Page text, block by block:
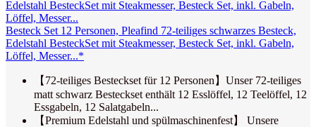
Besteck Set 12 Personen, Pleafind 72-teiliges schwarzes Besteck,
Edelstahl BesteckSet mit Steakmesser, Besteck Set, inkl. Gabeln,
Löffel, Messer...*
【72-teiliges Besteckset für 12 Personen】Unser 72-teiliges
matt schwarz Besteckset enthält 12 Esslöffel, 12 Teelöffel, 12
Essgabeln, 12 Salatgabeln...
【Premium Edelstahl und spülmaschinenfest】 Unsere